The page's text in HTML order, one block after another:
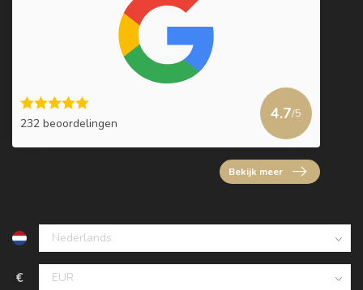
232 beoordelingen
4.7/5
Bekijk meer
€